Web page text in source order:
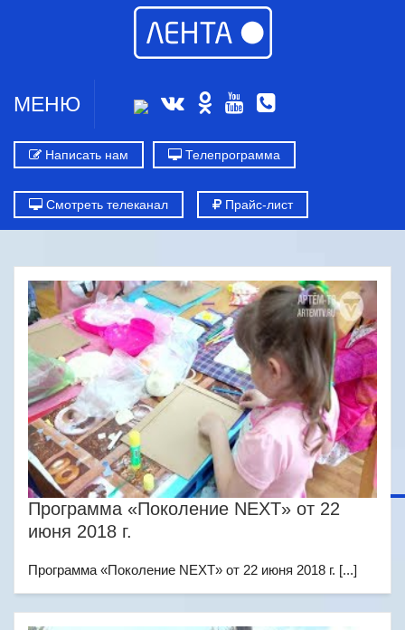
МЕНЮ
Написать нам Телепрограмма
Смотреть телеканал Прайс-лист
Программа «Поколение NEXT» от 22
июня 2018 г.
Программа «Поколение NEXT» от 22 июня 2018 г. [...]